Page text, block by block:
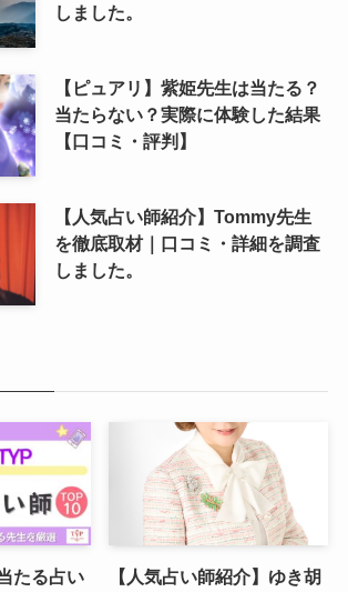
しました。
【ピュアリ】紫姫先生は当たる？
当たらない？実際に体験した結果
【口コミ・評判】
【人気占い師紹介】Tommy先生
を徹底取材｜口コミ・詳細を調査
しました。
たる占い
【人気占い師紹介】ゆき胡